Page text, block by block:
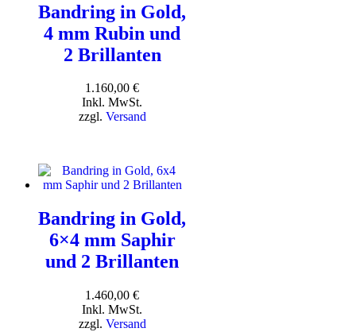
Bandring in Gold,
4 mm Rubin und
2 Brillanten
1.160,00 €
Inkl. MwSt.
zzgl. Versand
Bandring in Gold,
6×4 mm Saphir
und 2 Brillanten
1.460,00 €
Inkl. MwSt.
zzgl. Versand